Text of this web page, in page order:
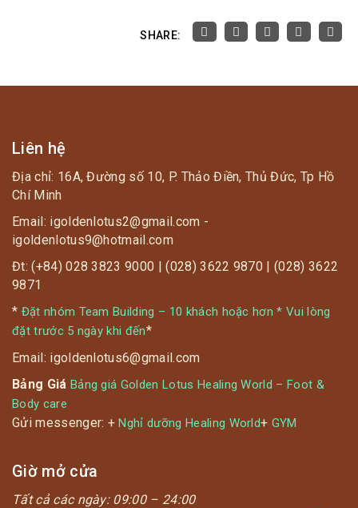
SHARE:
Liên hệ
Địa chỉ: 16A, Đường số 10, P. Thảo Điền, Thủ Đức, Tp Hồ
Chí Minh
Email: igoldenlotus2@gmail.com -
igoldenlotus9@hotmail.com
Đt: (+84) 028 3823 9000 | (028) 3622 9870 | (028) 3622
9871
* Đặt nhóm Team Building – 10 khách hoặc hơn * Vui lòng
đặt trước 5 ngày khi đến*
Email: igoldenlotus6@gmail.com
Bảng Giá Bảng giá Golden Lotus Healing World – Foot &
Body care
Gửi messenger: +Nghỉ dưỡng Healing World+ GYM
Giờ mở cửa
Tất cả các ngày: 09:00 – 24:00